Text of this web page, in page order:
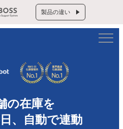
製品の違い
の在庫を
、自動で連動